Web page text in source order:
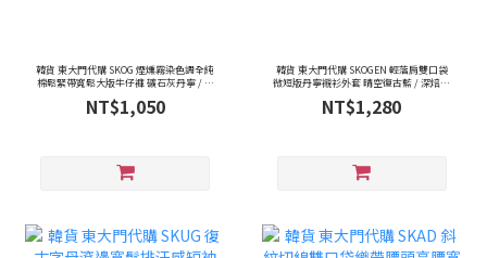
韓貨 東大門代購 SKOG 煙燻霧染色調全純
棉鬆緊帶寬鬆大版牛仔褲 礦石灰丹寧 / 苔
蘚綠丹寧
NT$1,050
韓貨 東大門代購 SKOGEN 輕落肩雙口袋
微短版丹寧襯衫外套 晴空復古藍 / 深焙靛
NT$1,280